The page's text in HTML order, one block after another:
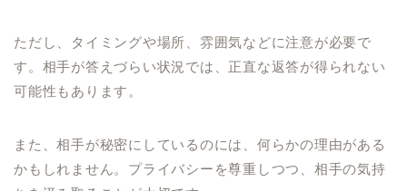
ただし、タイミングや場所、雰囲気などに注意が必要で
す。相手が答えづらい状況では、正直な返答が得られない
可能性もあります。
また、相手が秘密にしているのには、何らかの理由がある
かもしれません。プライバシーを尊重しつつ、相手の気持